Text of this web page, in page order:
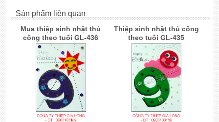
Sản phẩm liên quan
Mua thiệp sinh nhật thủ
công theo tuổi GL-436
Thiệp sinh nhật thủ công
theo tuổi GL-435